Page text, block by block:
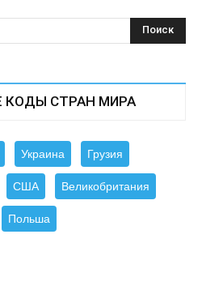
КОДЫ СТРАН МИРА
Украина Грузия
США Великобритания
Польша